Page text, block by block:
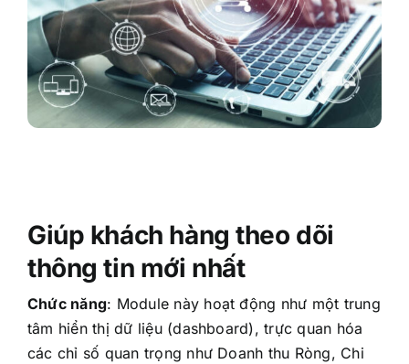
Giúp khách hàng theo dõi
thông tin mới nhất
Chức năng: Module này hoạt động như một trung
tâm hiển thị dữ liệu (dashboard), trực quan hóa
các chỉ số quan trọng như Doanh thu Ròng, Chi